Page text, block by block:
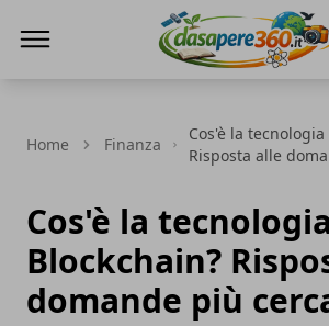
Home Finanza
Cos'è la
Risposta alle
Cos'è la tecnologia
Blockchain?
domande più